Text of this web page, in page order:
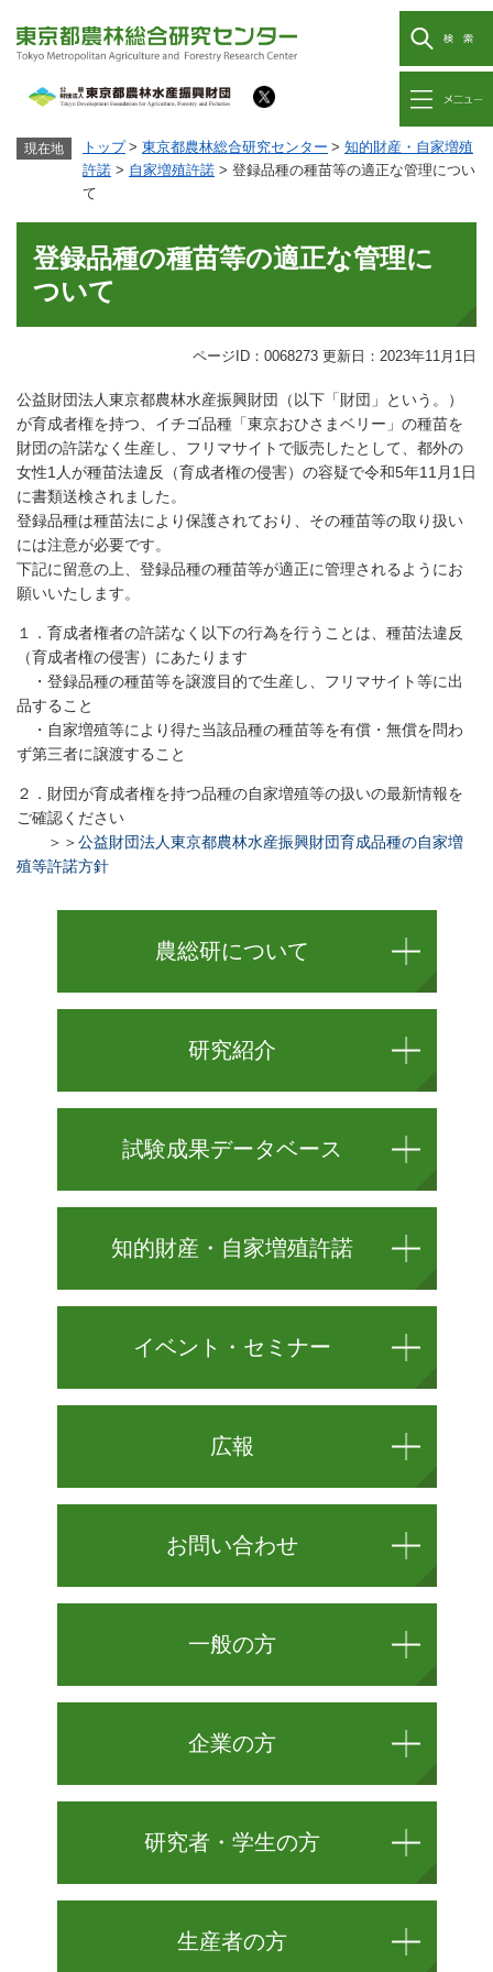
検
索
メ
ニ
ュ
ー
本
現在地 トップ > 東京都農林総合研究センター > 知的財産・自家増殖
許諾 > 自家増殖許諾 > 登録品種の種苗等の適正な管理につい
て
登録品種の種苗等の適正な管理に
ついて
ページID：0068273 更新日：2023年11月1日
公益財団法人東京都農林水産振興財団（以下「財団」という。）
が育成者権を持つ、イチゴ品種「東京おひさまベリー」の種苗を
財団の許諾なく生産し、フリマサイトで販売したとして、都外の
女性1人が種苗法違反（育成者権の侵害）の容疑で令和5年11月1日
に書類送検されました。
登録品種は種苗法により保護されており、その種苗等の取り扱い
には注意が必要です。
下記に留意の上、登録品種の種苗等が適正に管理されるようにお
願いいたします。
１．育成者権者の許諾なく以下の行為を行うことは、種苗法違反
（育成者権の侵害）にあたります
・登録品種の種苗等を譲渡目的で生産し、フリマサイト等に出
品すること
・自家増殖等により得た当該品種の種苗等を有償・無償を問わ
ず第三者に譲渡すること
２．​財団が育成者権を持つ品種の自家増殖等の扱いの最新情報を
ご確認ください
＞＞公益財団法人東京都農林水産振興財団育成品種の自家増
殖等許諾方針
農総研について
研究紹介
試験成果データベース
知的財産・自家増殖許諾
イベント・セミナー
広報
お問い合わせ
一般の方
企業の方
研究者・学生の方
生産者の方